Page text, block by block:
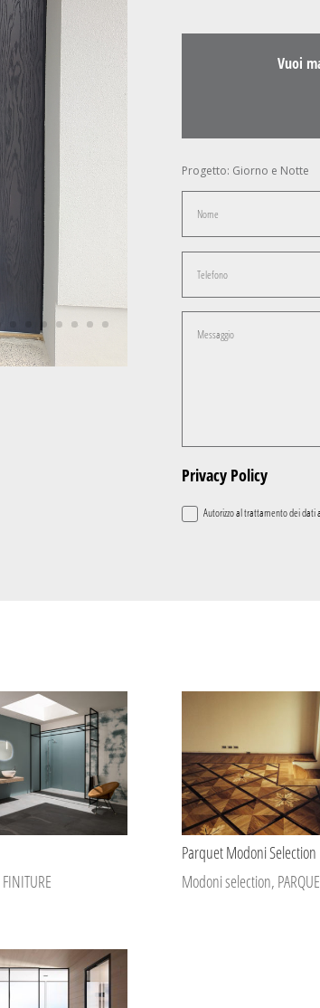
Vuoi
Progetto: Giorno e Notte
Privacy Policy
Autorizzo al trattamento dei dati
FINITURE
Parquet Modoni Selection
Modoni selection,